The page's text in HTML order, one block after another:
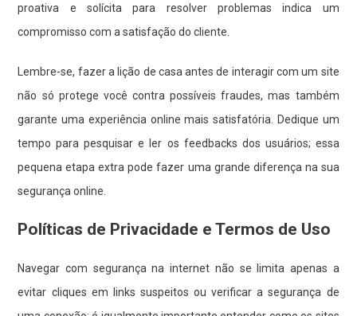
proativa e solícita para resolver problemas indica um
compromisso com a satisfação do cliente.
Lembre-se, fazer a lição de casa antes de interagir com um site
não só protege você contra possíveis fraudes, mas também
garante uma experiência online mais satisfatória. Dedique um
tempo para pesquisar e ler os feedbacks dos usuários; essa
pequena etapa extra pode fazer uma grande diferença na sua
segurança online.
Políticas de Privacidade e Termos de Uso
Navegar com segurança na internet não se limita apenas a
evitar cliques em links suspeitos ou verificar a segurança de